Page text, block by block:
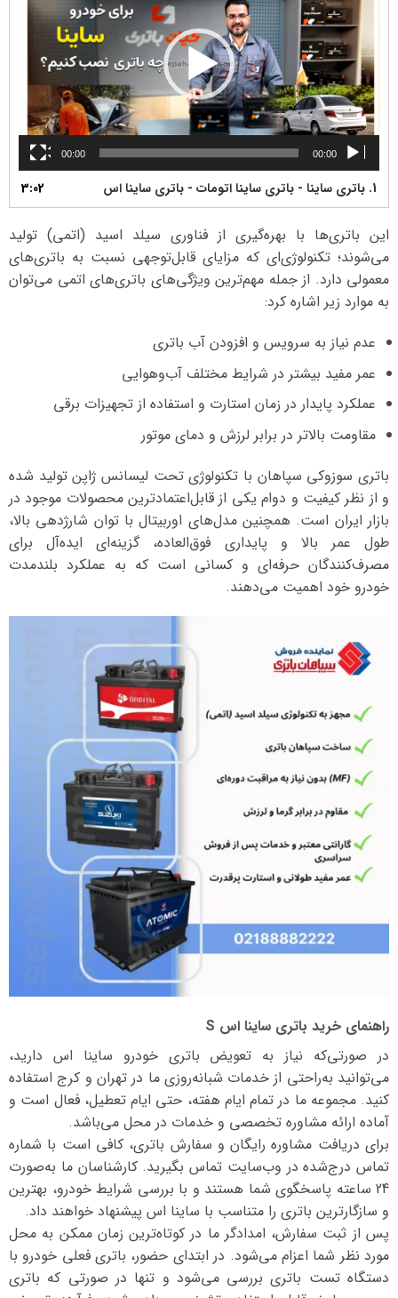
00:00
00:00
1. باتری ساینا - باتری ساینا اتومات - باتری ساینا اس 3:02
این باتری‌ها با بهره‌گیری از فناوری سیلد اسید (اتمی) تولید
می‌شوند؛ تکنولوژی‌ای که مزایای قابل‌توجهی نسبت به باتری‌های
معمولی دارد. از جمله مهم‌ترین ویژگی‌های باتری‌های اتمی می‌توان
به موارد زیر اشاره کرد:
عدم نیاز به سرویس و افزودن آب باتری
عمر مفید بیشتر در شرایط مختلف آب‌وهوایی
عملکرد پایدار در زمان استارت و استفاده از تجهیزات برقی
مقاومت بالاتر در برابر لرزش و دمای موتور
باتری سوزوکی سپاهان با تکنولوژی تحت لیسانس ژاپن تولید شده
و از نظر کیفیت و دوام یکی از قابل‌اعتمادترین محصولات موجود در
بازار ایران است. همچنین مدل‌های اوربیتال با توان شارژدهی بالا،
طول عمر بالا و پایداری فوق‌العاده، گزینه‌ای ایده‌آل برای
مصرف‌کنندگان حرفه‌ای و کسانی است که به عملکرد بلندمدت
خودرو خود اهمیت می‌دهند.
راهنمای خرید باتری ساینا اس S
در صورتی‌که نیاز به تعویض باتری خودرو ساینا اس دارید،
می‌توانید به‌راحتی از خدمات شبانه‌روزی ما در تهران و کرج استفاده
کنید. مجموعه ما در تمام ایام هفته، حتی ایام تعطیل، فعال است و
آماده ارائه مشاوره تخصصی و خدمات در محل می‌باشد.
برای دریافت مشاوره رایگان و سفارش باتری، کافی است با شماره
تماس درج‌شده در وب‌سایت تماس بگیرید. کارشناسان ما به‌صورت
24 ساعته پاسخگوی شما هستند و با بررسی شرایط خودرو، بهترین
و سازگارترین باتری را متناسب با ساینا اس پیشنهاد خواهند داد.
پس از ثبت سفارش، امدادگر ما در کوتاه‌ترین زمان ممکن به محل
مورد نظر شما اعزام می‌شود. در ابتدای حضور، باتری فعلی خودرو با
دستگاه تست باتری بررسی می‌شود و تنها در صورتی که باتری